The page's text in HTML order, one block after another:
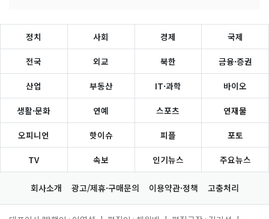
정치 사회 경제 국제
전국 외교 북한 금융·증권
산업 부동산 IT·과학 바이오
생활·문화 연예 스포츠 연재물
오피니언 핫이슈 피플 포토
TV 속보 인기뉴스 주요뉴스
회사소개 광고/제휴·구매문의 이용약관·정책 고충처리